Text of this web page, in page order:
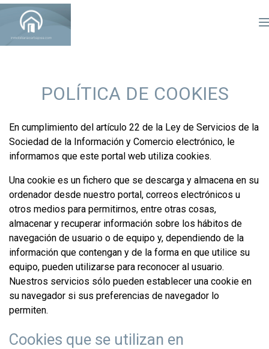
POLÍTICA DE COOKIES
En cumplimiento del artículo 22 de la Ley de Servicios de la
Sociedad de la Información y Comercio electrónico, le
informamos que este portal web utiliza cookies.
Una cookie es un fichero que se descarga y almacena en su
ordenador desde nuestro portal, correos electrónicos u
otros medios para permitirnos, entre otras cosas,
almacenar y recuperar información sobre los hábitos de
navegación de usuario o de equipo y, dependiendo de la
información que contengan y de la forma en que utilice su
equipo, pueden utilizarse para reconocer al usuario.
Nuestros servicios sólo pueden establecer una cookie en
su navegador si sus preferencias de navegador lo
permiten.
Cookies que se utilizan en